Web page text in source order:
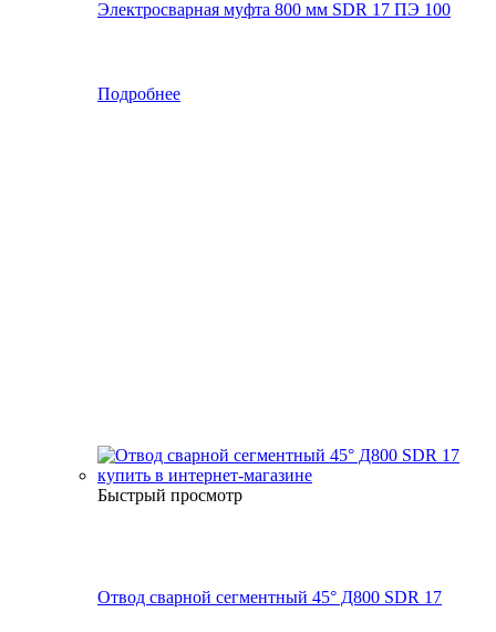
Электросварная муфта 800 мм SDR 17 ПЭ 100
Подробнее
Быстрый просмотр
Отвод сварной сегментный 45° Д800 SDR 17